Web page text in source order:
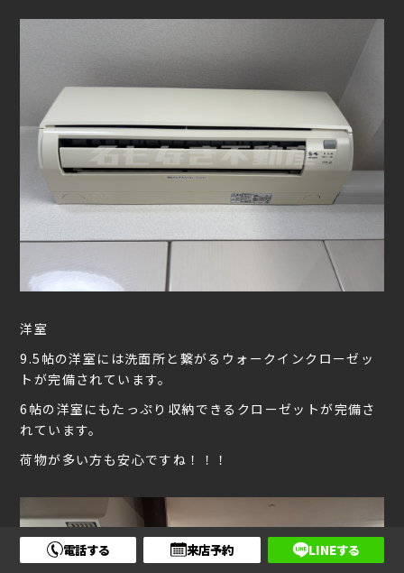
洋室
9.5帖の洋室には洗面所と繋がるウォークインクローゼッ
トが完備されています。
6帖の洋室にもたっぷり収納できるクローゼットが完備さ
れています。
荷物が多い方も安心ですね！！！
電話する 来店予約 LINEする